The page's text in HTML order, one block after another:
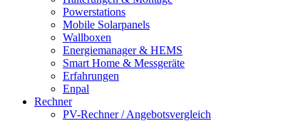
Powerstations
Mobile Solarpanels
Wallboxen
Energiemanager & HEMS
Smart Home & Messgeräte
Erfahrungen
Enpal
Rechner
PV-Rechner / Angebotsvergleich